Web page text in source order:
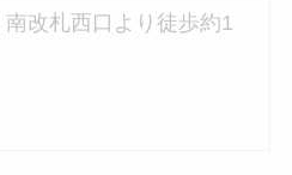
改札西口より徒歩約1